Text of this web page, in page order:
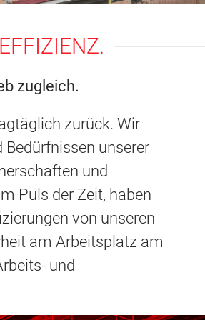
zugleich.
zurück. Wir
Bedürfnissen unserer
und
Puls der Zeit, haben
von unseren
am Arbeitsplatz am
und